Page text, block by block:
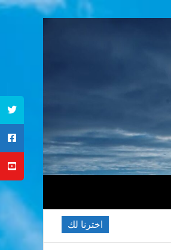
اخترنا لك